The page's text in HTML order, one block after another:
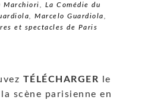
Marchiori
La Comédie du
Marcelo Guardiola
et spectacles de Paris
TÉLÉCHARGER le
scène parisienne en